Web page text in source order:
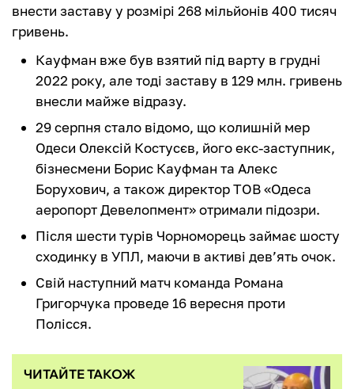
внести заставу у розмірі 268 мільйонів 400 тисяч
гривень.
Кауфман вже був взятий під варту в грудні
2022 року, але тоді заставу в 129 млн. гривень
внесли майже відразу.
29 серпня стало відомо, що колишній мер
Одеси Олексій Костусєв, його екс-заступник,
бізнесмени Борис Кауфман та Алекс
Борухович, а також директор ТОВ «Одеса
аеропорт Девелопмент» отримали підозри.
Після шести турів Чорноморець займає шосту
сходинку в УПЛ, маючи в активі дев’ять очок.
Свій наступний матч команда Романа
Григорчука проведе 16 вересня проти
Полісся.
ЧИТАЙТЕ ТАКОЖ